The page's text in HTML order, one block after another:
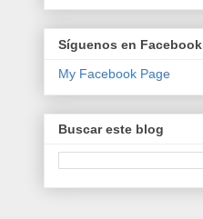
Síguenos en Facebook
My Facebook Page
Buscar este blog